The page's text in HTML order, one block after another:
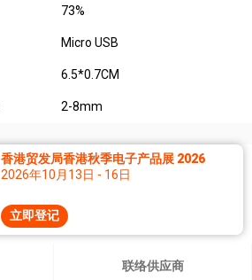
73%
Micro USB
6.5*0.7CM
2-8mm
香港贸发局香港秋季电子产品展 2026
2026年10月13日 - 16日
立即登记
联络供应商